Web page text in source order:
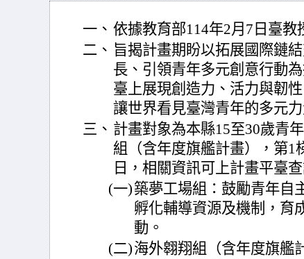
一、 依據教育部114年2月7日臺教
二、 旨揭計畫期盼以拓展國際鏈
長、引領青年多元創意行動
臺上展現創造力、活力與韌
讓世界看見臺灣青年的多元力
三、 計畫對象為本縣15至30歲青
組（含年度旗艦計畫），第1
日，相關資訊可上計畫平臺
(一)築夢工場組：鼓勵青年自
孵化輔導資源及機制，育
動。
(二)海外翱翔組（含年度旗艦